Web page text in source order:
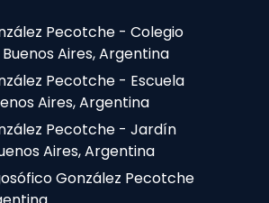
Pecotche - Colegio
Aires, Argentina
Pecotche - Escuela
Aires, Argentina
Pecotche - Jardín
Aires, Argentina
González Pecotche